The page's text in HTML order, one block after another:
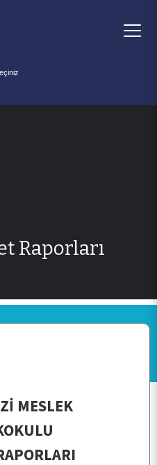
Raporları
MESLEK